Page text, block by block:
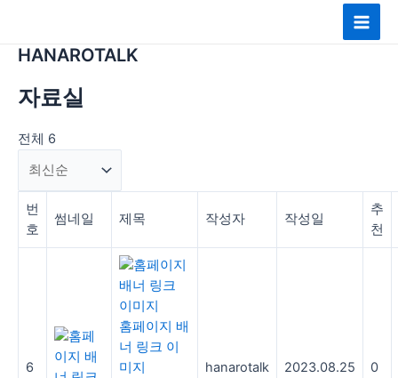
Main
HANAROTALK
자료실
전체 6
번
호
썸네일 제목 작성자 작성일
추
천
6
홈페이지 배
너 링크 이
미지
hanarotalk 2023.08.25 0